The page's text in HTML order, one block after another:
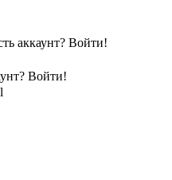
аккаунт? Войти!
Войти!